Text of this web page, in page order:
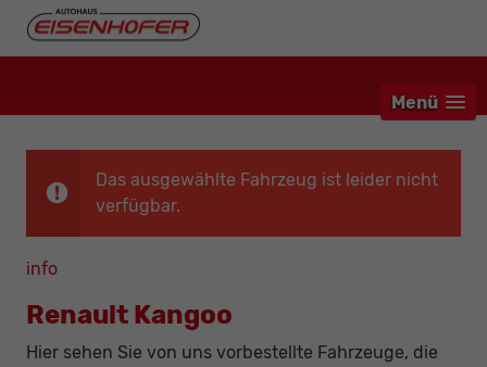
Menü
Das ausgewählte Fahrzeug ist leider nicht
verfügbar.
info
Renault Kangoo
Hier sehen Sie von uns vorbestellte Fahrzeuge, die